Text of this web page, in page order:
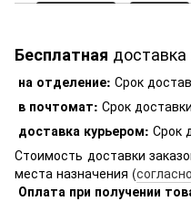
Бесплатная доставка
на отделение: Срок
в почтомат: Срок
доставка курьером: Срок
Стоимость доставки
места назначения (
Оплата при получении